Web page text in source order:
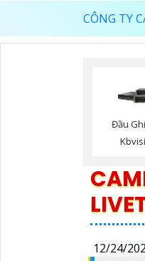
CÔNG TY
Đầu
12/24/